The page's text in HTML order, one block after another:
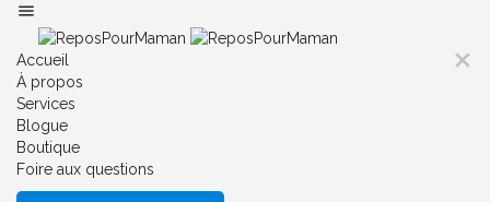
Accueil
À propos
Services
Blogue
Boutique
Foire aux questions